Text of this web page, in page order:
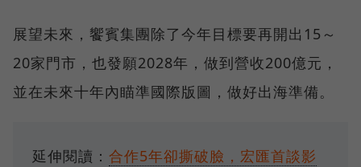
展望未來，饗賓集團除了今年目標要再開出15～
20家門市，也發願2028年，做到營收200億元，
並在未來十年內瞄準國際版圖，做好出海準備。
延伸閱讀： 合作5年卻撕破臉，宏匯首談影